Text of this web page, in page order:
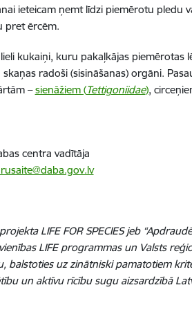
ieteicam ņemt līdzi piemērotu
pret ērcēm.
kukaiņi, kuru pakaļkājas
radoši (sisināšanas) orgāni.
–sienāžiem (Tettigoniidae),
centra vadītāja
LIFE FOR SPECIES jeb
LIFE programmas un Valsts
balstoties uz zinātniski pamatotiem
un aktīvu rīcību sugu aizsardzībā